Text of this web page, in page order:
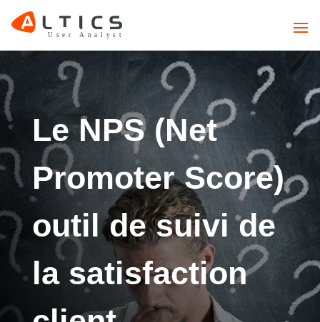
Le NPS (Net
Promoter Score)
outil de suivi de
la satisfaction